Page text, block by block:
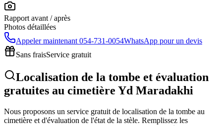
Rapport avant / après
Photos détaillées
Appeler maintenant 054-731-0054WhatsApp pour un devis
Sans fraisService gratuit
Localisation de la tombe et évaluation
gratuites au cimetière Yd Maradakhi
Nous proposons un service gratuit de localisation de la tombe au
cimetière et d'évaluation de l'état de la stèle. Remplissez les